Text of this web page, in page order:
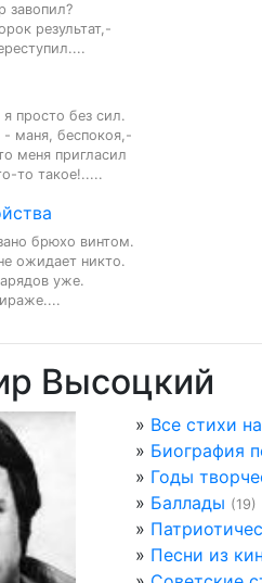
завопил?
результат,-
просто без сил.
маня, беспокоя,-
меня пригласил
то такое!.....
брюхо винтом.
ожидает никто.
уже.
Высоцкий
» Все стихи
» Биография
» Годы
» Баллады (19)
»
» Песни из